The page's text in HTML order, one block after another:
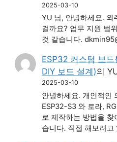
2025-03-10
YU 님, 안녕하세요. 외
걸까요? 업무 지원 범
것 같습니다.
ESP32 커스텀 보
DIY 보드 설계)의
2025-03-10
안녕하세요. 개인적인
ESP32-S3 와 로라,
로 제작하는 방법을
습니다. 직접 해보려